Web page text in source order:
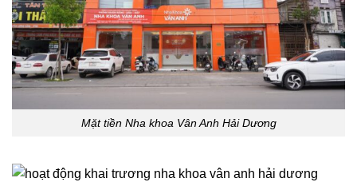
Mặt tiền Nha khoa Vân Anh Hải Dương